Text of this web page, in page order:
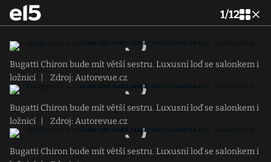
1/12
Bugatti Chiron bude mít větší sestru. Luxusní loď se salonkem i
ložnicí
Zdroj: Autorevue.cz
Bugatti Chiron bude mít větší sestru. Luxusní loď se salonkem i
ložnicí
Zdroj: Autorevue.cz
Bugatti Chiron bude mít větší sestru. Luxusní loď se salonkem i